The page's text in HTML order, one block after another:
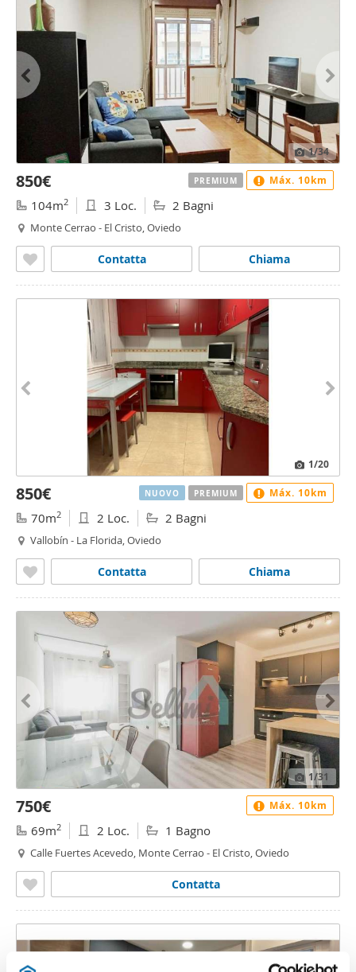
1/34
850€
104m2 3 Loc. 2 Bagni
Monte Cerrao - El Cristo, Oviedo
Chiama
Contatta
PREMIUM Máx. 10km
1/20
850€
70m2 2 Loc. 2 Bagni
Vallobín - La Florida, Oviedo
Chiama
Contatta
NUOVO PREMIUM Máx. 10km
1/31
750€
69m2 2 Loc. 1 Bagno
Calle Fuertes Acevedo, Monte Cerrao - El Cristo, Oviedo
Contatta
Máx. 10km